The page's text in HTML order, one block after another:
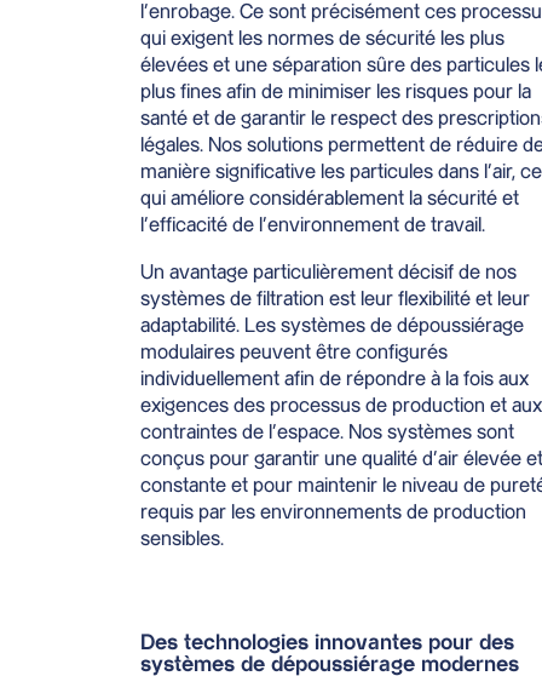
l’enrobage. Ce sont précisément ces
qui exigent les normes de sécurité les plus
élevées et une séparation sûre des particules
plus fines afin de minimiser les risques pour la
santé et de garantir le respect des
légales. Nos solutions permettent de réduire
manière significative les particules dans l’air, ce
qui améliore considérablement la sécurité et
l’efficacité de l’environnement de travail.
Un avantage particulièrement décisif de nos
systèmes de filtration est leur flexibilité et leur
adaptabilité. Les systèmes de dépoussiérage
modulaires peuvent être configurés
individuellement afin de répondre à la fois aux
exigences des processus de production et aux
contraintes de l’espace. Nos systèmes sont
conçus pour garantir une qualité d’air élevée et
constante et pour maintenir le niveau de
requis par les environnements de production
sensibles.
Des technologies innovantes pour des
systèmes de dépoussiérage modernes